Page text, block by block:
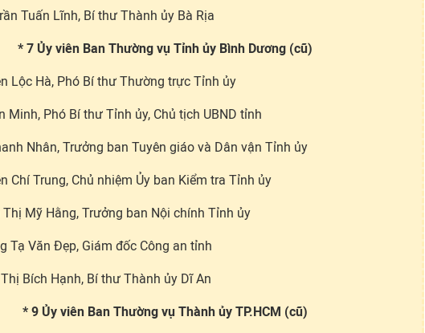
Tuấn Lĩnh, Bí thư Thành ủy Bà Rịa
* 7 Ủy viên Ban Thường vụ Tỉnh ủy Bình Dương (cũ)
Lộc Hà, Phó Bí thư Thường trực Tỉnh ủy
Minh, Phó Bí thư Tỉnh ủy, Chủ tịch UBND tỉnh
Nhân, Trưởng ban Tuyên giáo và Dân vận Tỉnh ủy
Chí Trung, Chủ nhiệm Ủy ban Kiểm tra Tỉnh ủy
Thị Mỹ Hằng, Trưởng ban Nội chính Tỉnh ủy
Tạ Văn Đẹp, Giám đốc Công an tỉnh
Bích Hạnh, Bí thư Thành ủy Dĩ An
* 9 Ủy viên Ban Thường vụ Thành ủy TP.HCM (cũ)